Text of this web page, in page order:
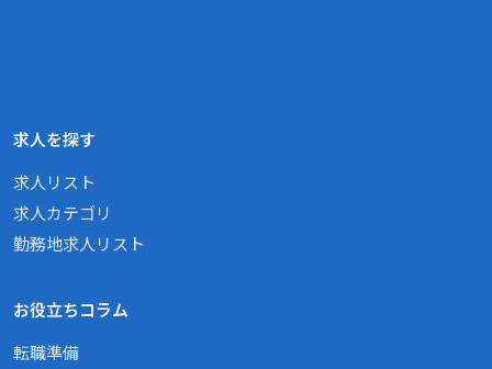
求人を探す
求人リスト
求人カテゴリ
勤務地求人リスト
お役立ちコラム
転職準備